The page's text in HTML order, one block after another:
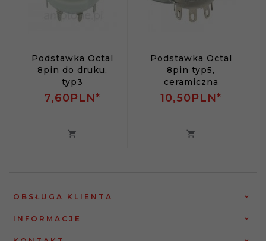
Podstawka Octal
8pin do druku,
typ3
7,60PLN*
Podstawka Octal
8pin typ5,
ceramiczna
10,50PLN*
OBSŁUGA KLIENTA
INFORMACJE